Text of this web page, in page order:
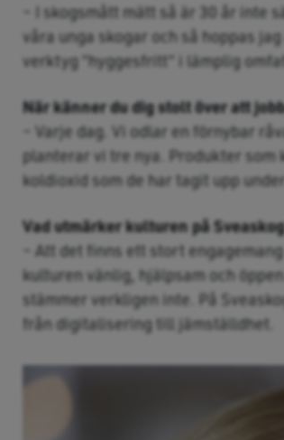
– I skogsmått mätt så är 30 år
våra unga skogar och så hoppas
verktyg ”hyggesfritt” i lämplig
När känner du dig stolt över att
– Varje dag. Vi odlar en förnybar
planterar vi tre nya. Produkter
koldioxid som de har tagit upp
Vad utmärker kulturen på
– Att det finns ett stort
kulturen vänlig, hjälpsam och
stämmer verkligen inte. På
från digitalisering till jämställdhet.